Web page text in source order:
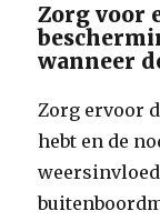
Zorg voor
wanneer
Zorg ervoor
hebt en de